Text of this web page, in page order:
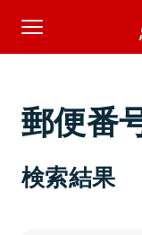
郵便番
検索結果